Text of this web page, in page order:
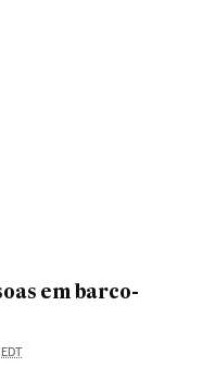
em barco-
EDT